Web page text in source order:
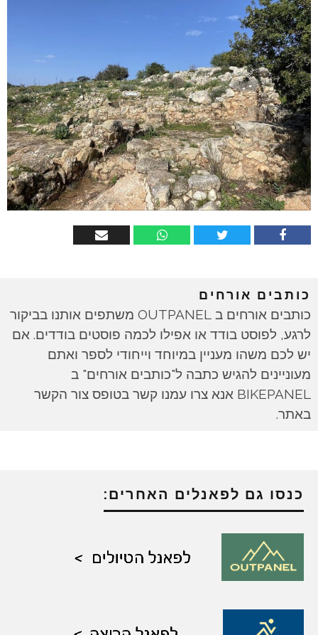
כותבים אורחים
כותבים אורחים ב OUTPANEL משתפים אותנו בביקור
לרגע, לפוסט בודד או אפילו לכמה פוסטים בודדים. אם
יש לכם משהו מעניין במיוחד וייחודי לספר ואתם
מעוניינים להגיש כתבה ל"כותבים אורחים" ב
BIKEPANEL אנא צרו עמנו קשר בטופס צור הקשר
באתר.
כנסו גם לפאנלים האחרים: